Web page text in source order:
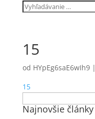
15
od HYpEg6saE6wIh9|
15
Najnovšie články